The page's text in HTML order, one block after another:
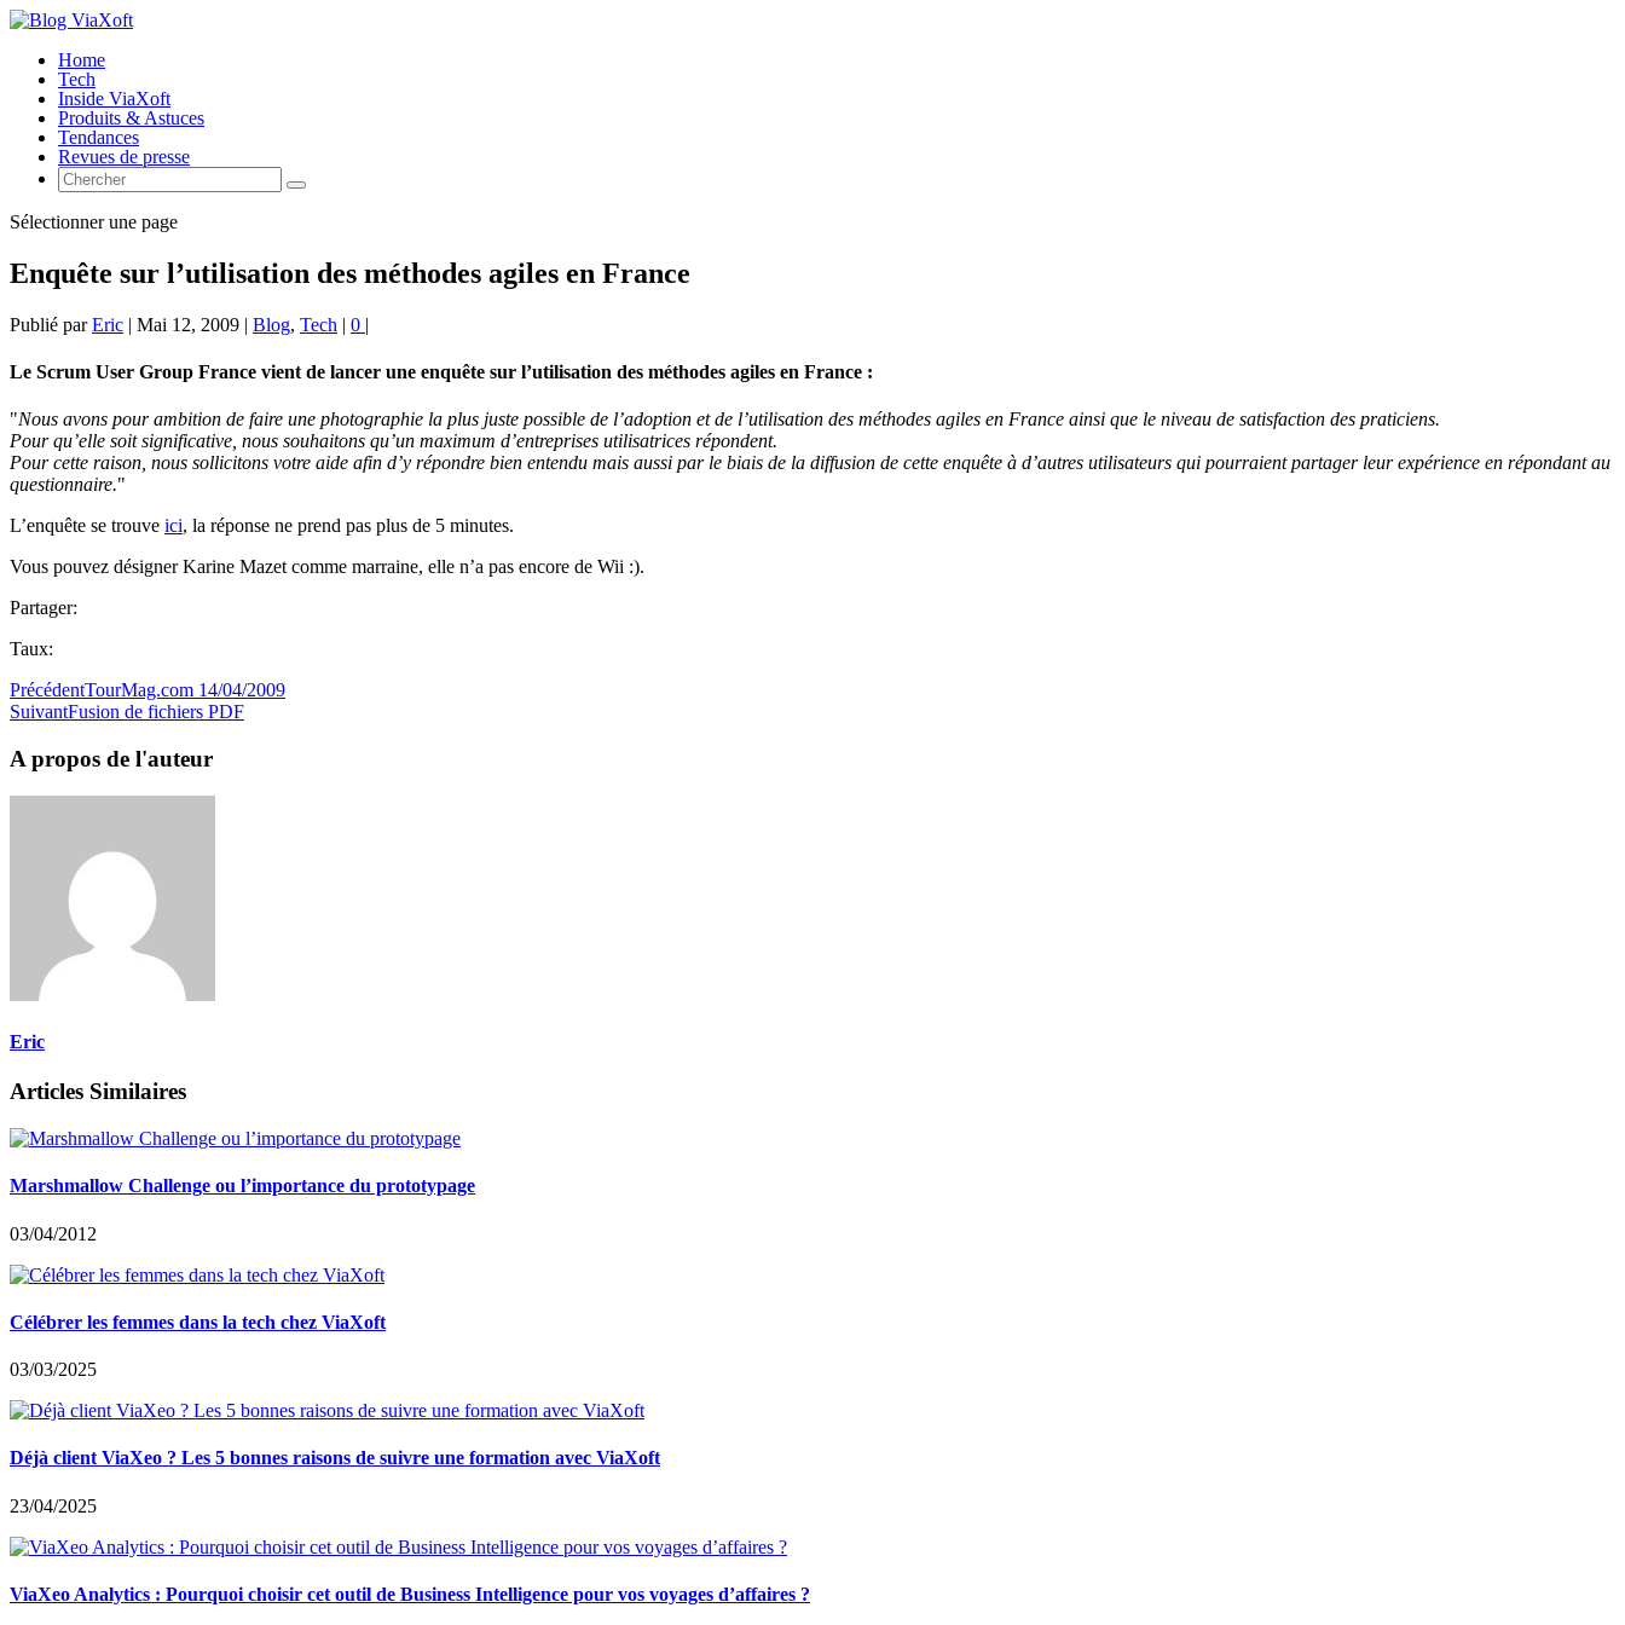
Home
Tech
Inside ViaXoft
Produits & Astuces
Tendances
Revues de presse
Sélectionner une page
Enquête sur l’utilisation des méthodes agiles en France
Publié parEric | Mai 12, 2009 | Blog, Tech | 0 |
Le Scrum User Group France vient de lancer une enquête sur l’utilisation des méthodes agiles en France :
Nous avons pour ambition de faire une photographie la plus juste possible de l’adoption et de l’utilisation des méthodes agiles en France ainsi que le niveau de satisfaction des praticiens.
Pour qu’elle soit significative, nous souhaitons qu’un maximum d’entreprises utilisatrices répondent.
Pour cette raison, nous sollicitons votre aide afin d’y répondre bien entendu mais aussi par le biais de la diffusion de cette enquête à d’autres utilisateurs qui pourraient partager leur expérience en répondant au
questionnaire.
L’enquête se trouve ici, la réponse ne prend pas plus de 5 minutes.
Vous pouvez désigner Karine Mazet comme marraine, elle n’a pas encore de Wii :).
Partager:
Taux:
PrécédentTourMag.com 14/04/2009
SuivantFusion de fichiers PDF
A propos de l'auteur
Eric
Articles Similaires
Marshmallow Challenge ou l’importance du prototypage
03/04/2012
Célébrer les femmes dans la tech chez ViaXoft
03/03/2025
Déjà client ViaXeo ? Les 5 bonnes raisons de suivre une formation avec ViaXoft
23/04/2025
ViaXeo Analytics : Pourquoi choisir cet outil de Business Intelligence pour vos voyages d’affaires ?